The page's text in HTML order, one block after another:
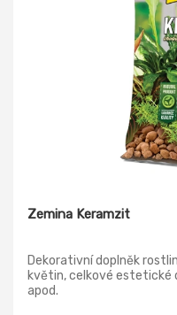
Zemina Keramzit
Dekorativní doplněk
květin, celkové estetické
apod.